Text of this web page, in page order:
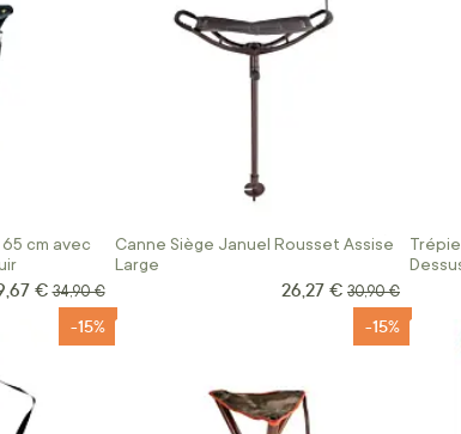
cm avec
Spécial
€ Prix normal
34,90 €
Canne Siège Januel Rousset Assise
Large
Prix Spécial
26,27 € Prix normal
30,90 €
-15% -15%